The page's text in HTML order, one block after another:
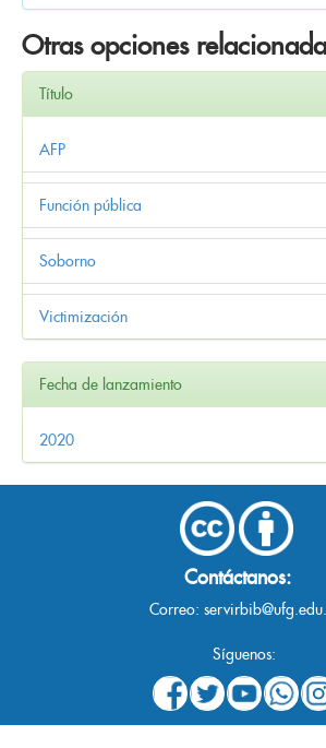
Otras opciones
Título
AFP
Función pública
Soborno
Victimización
Fecha de lanzamiento
2020
Contáctanos:
Correo:
Síguenos: